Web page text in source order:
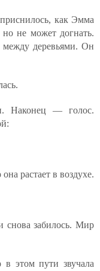
как Эмма
не может догнать.
между деревьями. Он
Наконец — голос.
растает в воздухе.
снова забилось. Мир
этом пути звучала